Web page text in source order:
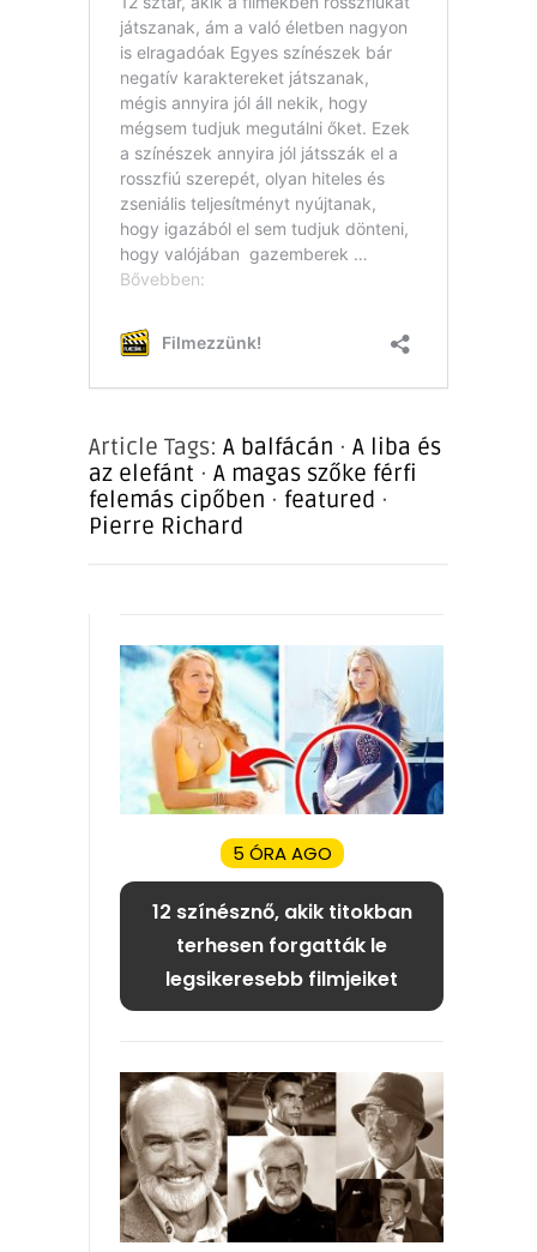
Article Tags: A balfácán · A liba és
az elefánt · A magas szőke férfi
felemás cipőben · featured ·
Pierre Richard
5 ÓRA AGO
12 színésznő, akik titokban
terhesen forgatták le
legsikeresebb filmjeiket